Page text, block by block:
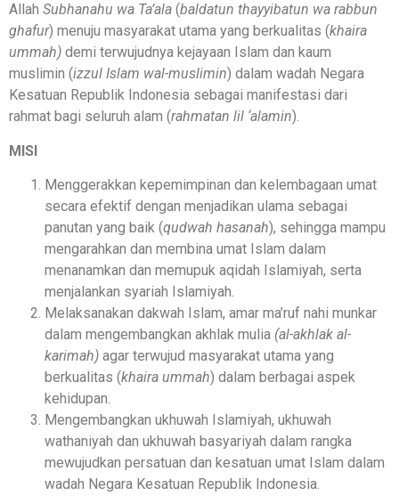
Allah Subhanahu wa Ta’ala (baldatun thayyibatun wa rabbun
ghafur) menuju masyarakat utama yang berkualitas (khaira
ummah) demi terwujudnya kejayaan Islam dan kaum
muslimin (izzul Islam wal-muslimin) dalam wadah Negara
Kesatuan Republik Indonesia sebagai manifestasi dari
rahmat bagi seluruh alam (rahmatan lil ‘alamin).
MISI
Menggerakkan kepemimpinan dan kelembagaan umat
secara efektif dengan menjadikan ulama sebagai
panutan yang baik (qudwah hasanah), sehingga mampu
mengarahkan dan membina umat Islam dalam
menanamkan dan memupuk aqidah Islamiyah, serta
menjalankan syariah Islamiyah.
Melaksanakan dakwah Islam, amar ma’ruf nahi munkar
dalam mengembangkan akhlak mulia (al-akhlak al-
karimah) agar terwujud masyarakat utama yang
berkualitas (khaira ummah) dalam berbagai aspek
kehidupan.
Mengembangkan ukhuwah Islamiyah, ukhuwah
wathaniyah dan ukhuwah basyariyah dalam rangka
mewujudkan persatuan dan kesatuan umat Islam dalam
wadah Negara Kesatuan Republik Indonesia.